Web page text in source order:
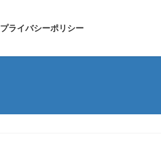
プライバシーポリシー